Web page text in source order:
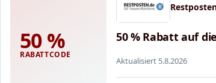
50 %
RABATTCODE
50 % Rabatt auf
Aktualisiert 5.8.2026